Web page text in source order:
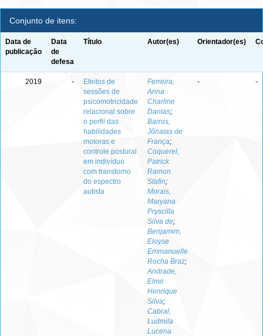
Conjunto de itens:
Data de
publicação
Data
de
defesa
Título Autor(es) Orientador(es)
2019 -
Efeitos de
sessões de
psicomotricidade
relacional sobre
o perfil das
habilidades
motoras e
controle postural
em indivíduo
com transtorno
do espectro
autista
Ferreira,
Anna
Charline
Dantas;
Barros,
Jônatas de
França;
Coquerel,
Patrick
Ramon
Stafin;
Morais,
Maryana
Pryscilla
Silva de;
Benjamim,
Eloyse
Emmanuelle
Rocha Braz;
Andrade,
Elmir
Henrique
Silva;
Cabral,
Ludmila
Lucena
- -